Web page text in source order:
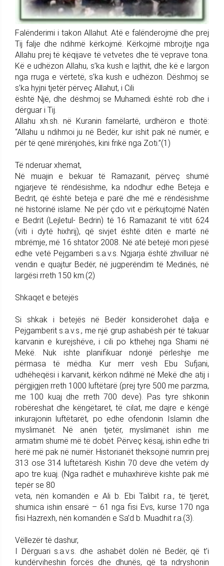
Falënderimi i takon Allahut. Atë e falënderojmë dhe prej
Tij falje dhe ndihmë kërkojmë. Kërkojmë mbrojtje nga
Allahu prej të këqijave të vetvetes dhe të veprave tona.
Kë e udhëzon Allahu, s’ka kush e lajthit, dhe kë e largon
nga rruga e vërtetë, s’ka kush e udhëzon. Dëshmoj se
s’ka hyjni tjetër përveç Allahut, i Cili
është Një, dhe dëshmoj se Muhamedi është rob dhe i
dërguar i Tij.
Allahu xh.sh. në Kuranin famëlartë, urdhëron e thotë:
“Allahu u ndihmoi ju në Bedër, kur ishit pak në numër, e
për të qenë mirënjohës, kini frikë nga Zoti.”(1)
Të nderuar xhemat,
Në muajin e bekuar të Ramazanit, përveç shumë
ngjarjeve të rëndësishme, ka ndodhur edhe Beteja e
Bedrit, që është beteja e parë dhe më e rëndësishme
në historinë islame. Ne për çdo vit e përkujtojmë Natën
e Bedrit (Lejletul- Bedrin) të 16 Ramazanit të vitit 624
(viti i dytë hixhrij), që sivjet është ditën e martë në
mbrëmje, më 16 shtator 2008. Në atë betejë mori pjesë
edhe vetë Pejgamberi s.a.v.s. Ngjarja është zhvilluar në
vendin e quajtur Bedër, në jugperëndim të Medinës, në
largësi rreth 150 km.(2)
Shkaqet e betejës
Si shkak i betejës në Bedër konsiderohet dalja e
Pejgamberit s.a.v.s., me një grup ashabësh për të takuar
karvanin e kurejshëve, i cili po kthehej nga Shami në
Mekë. Nuk ishte planifikuar ndonjë përleshje me
përmasa të mëdha. Kur merr vesh Ebu Sufjani,
udhëheqësi i karvanit, kërkon ndihmë në Mekë dhe atij i
përgjigjen rreth 1000 luftëtarë (prej tyre 500 me parzma,
me 100 kuaj dhe rreth 700 deve). Pas tyre shkonin
robëreshat dhe këngëtaret, të cilat, me dajre e këngë
inkurajonin luftëtarët, po edhe ofendonin Islamin dhe
myslimanët. Në anën tjetër, myslimanët ishin me
armatim shumë më të dobët. Përveç kësaj, ishin edhe tri
herë më pak në numër. Historianët theksojnë numrin prej
313 ose 314 luftëtarësh. Kishin 70 deve dhe vetëm dy
apo tre kuaj. (Nga radhët e muhaxhirëve kishte pak më
tepër se 80
veta, nën komandën e Ali b. Ebi Talibit r.a., të tjerët,
shumica ishin ensarë – 61 nga fisi Evs, kurse 170 nga
fisi Hazrexh, nën komandën e Sa’d b. Muadhit r.a.(3).
Vëllezër të dashur,
I Dërguari s.a.v.s. dhe ashabët dolën në Bedër, që t’i
kundërviheshin forcës dhe dhunës, që ta ndryshonin